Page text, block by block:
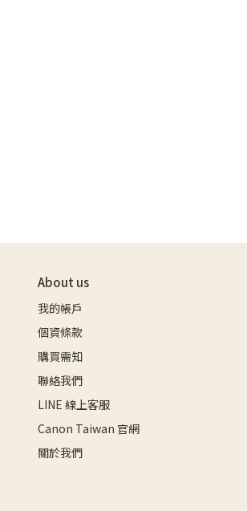
About us
我的帳戶
個資條款
購買需知
聯絡我們
LINE 線上客服
Canon Taiwan 官網
關於我們